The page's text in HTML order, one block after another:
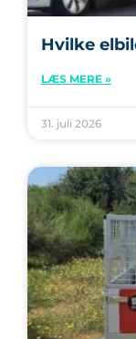
Hvilke
LÆS MERE »
31. juli 2026